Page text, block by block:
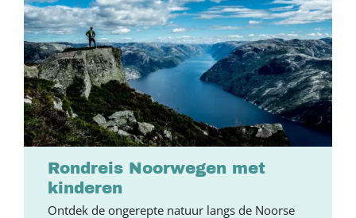
Rondreis Noorwegen met
kinderen
Ontdek de ongerepte natuur langs de Noorse